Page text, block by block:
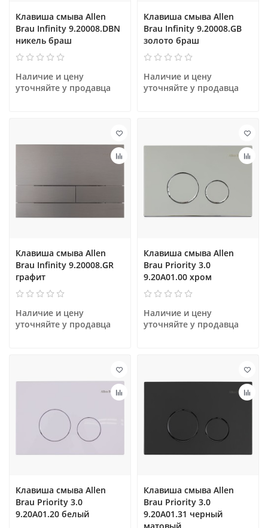
Клавиша смыва Allen
Brau Infinity 9.20008.DBN
никель браш
Наличие и цену
уточняйте у продавца
Клавиша смыва Allen
Brau Infinity 9.20008.GB
золото браш
Наличие и цену
уточняйте у продавца
Клавиша смыва Allen
Brau Infinity 9.20008.GR
графит
Наличие и цену
уточняйте у продавца
Клавиша смыва Allen
Brau Priority 3.0
9.20A01.00 хром
Наличие и цену
уточняйте у продавца
Клавиша смыва Allen
Brau Priority 3.0
9.20A01.20 белый
Клавиша смыва Allen
Brau Priority 3.0
9.20A01.31 черный
матовый